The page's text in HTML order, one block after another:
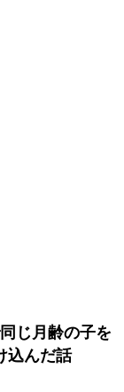
じ月齢の子を
込んだ話